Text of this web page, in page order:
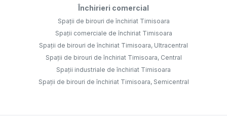
Închirieri comercial
Spații de birouri de închiriat Timisoara
Spații comerciale de închiriat Timisoara
Spații de birouri de închiriat Timisoara, Ultracentral
Spații de birouri de închiriat Timisoara, Central
Spații industriale de închiriat Timisoara
Spații de birouri de închiriat Timisoara, Semicentral